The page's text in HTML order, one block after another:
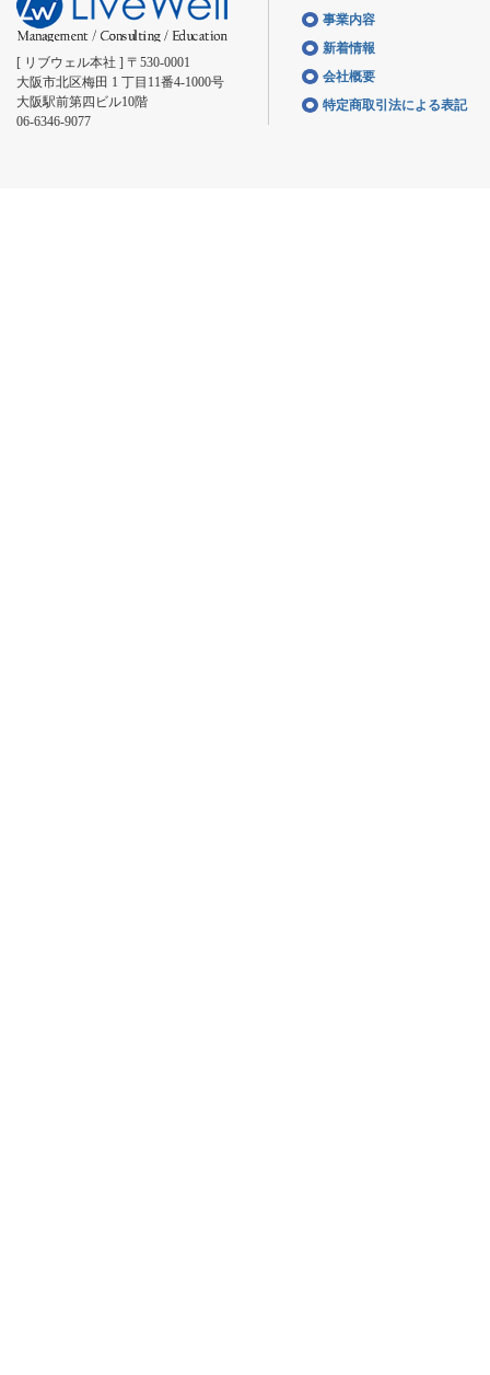
[ リブウェル本社 ] 〒530-0001
大阪市北区梅田 1 丁目11番4-1000号
大阪駅前第四ビル10階
06-6346-9077
事業内容
新着情報
会社概要
特定商取引法による表記